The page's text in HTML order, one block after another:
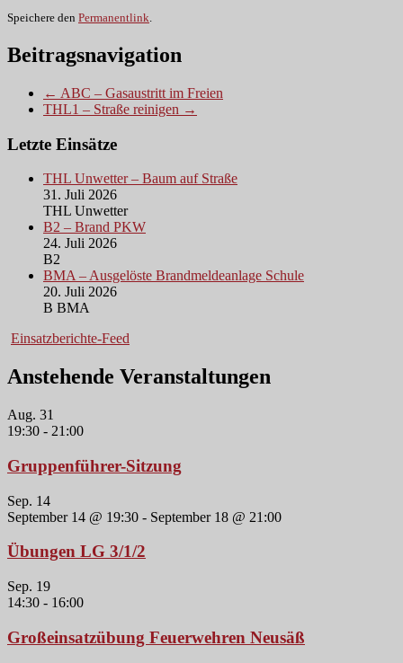
Speichere den Permanentlink.
Beitragsnavigation
← ABC – Gasaustritt im Freien
THL1 – Straße reinigen →
Letzte Einsätze
THL Unwetter – Baum auf Straße
31. Juli 2026
THL Unwetter
B2 – Brand PKW
24. Juli 2026
B2
BMA – Ausgelöste Brandmeldeanlage Schule
20. Juli 2026
B BMA
Einsatzberichte-Feed
Anstehende Veranstaltungen
Aug. 31
19:30 - 21:00
Gruppenführer-Sitzung
Sep. 14
September 14 @ 19:30 - September 18 @ 21:00
Übungen LG 3/1/2
Sep. 19
14:30 - 16:00
Großeinsatzübung Feuerwehren Neusäß